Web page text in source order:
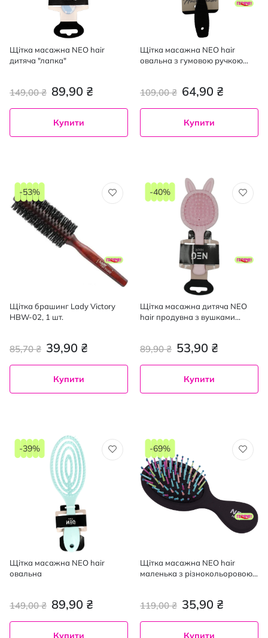
Щітка масажна NEO hair
дитяча "лапка"
89,90 ₴
149,00 ₴
Купити
Щітка масажна NEO hair
овальна з гумовою ручкою
64,90 ₴
109,00 ₴
Купити
Щітка брашинг Lady Victory
HBW-02, 1 шт.
39,90 ₴
85,70 ₴
-53%
Купити
Щітка масажна дитяча NEO
hair продувна з вушками
53,90 ₴
89,90 ₴
-40%
Купити
Щітка масажна NEO hair
овальна
89,90 ₴
149,00 ₴
-39%
Купити
Щітка масажна NEO hair
маленька з різнокольоровою
35,90 ₴
119,00 ₴
-69%
Купити